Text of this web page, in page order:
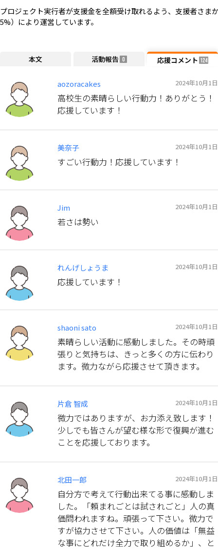
プロジェクト実行者が支援金を全額受け取れるよう、支援者さま
5%）により運営しています。
本文 活動報告 0 応援コメント 124
aozoracakes 2024年10月1日
高校生の素晴らしい行動力！ありがとう！
応援しています！
美奈子 2024年10月1日
すごい行動力！応援しています！
Jim 2024年10月1日
若さは勢い
れんげしょうま 2024年10月1日
応援しています！
shaoni sato 2024年10月1日
素晴らしい活動に感動しました。その時頑
張りと気持ちは、きっと多くの方に伝わり
ます。微力ながら応援させて頂きます。
片倉 智成 2024年10月1日
微力ではありますが、お力添え致します！
少しでも皆さんが望む様な形で復興が進む
ことを応援しております。
北田一郎 2024年10月1日
自分方で考えて行動出来てる事に感動しま
した。「頼まれごとは試されごと」人の真
価問われますね。頑張って下さい。微力で
すが協力させて下さい。人の価値は「無益
な事にどれだけ全力で取り組めるか」、と